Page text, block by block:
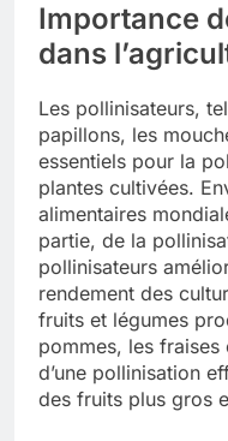
Importance
dans
Les pollinisateurs,
papillons, les
essentiels pour la
plantes cultivées.
alimentaires
partie, de la
pollinisateurs
rendement des
fruits et légumes
pommes, les
d’une pollinisation
des fruits plus gros